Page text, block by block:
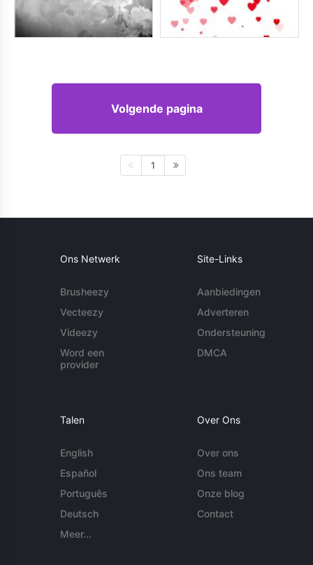
Volgende pagina
1
Ons Netwerk
Brusheezy
Vecteezy
Videezy
Word een
provider
Site-Links
Aanbiedingen
Adverteren
Ondersteuning
DMCA
Talen
English
Español
Português
Deutsch
Meer...
Over Ons
Over ons
Ons team
Onze blog
Contact